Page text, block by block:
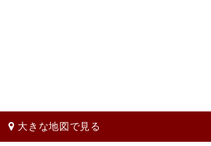
大きな地図で見る